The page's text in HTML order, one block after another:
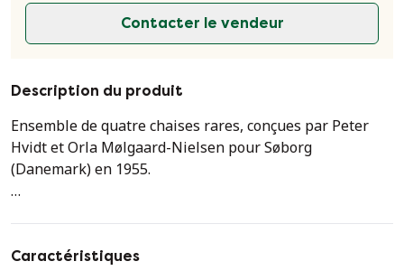
Contacter le vendeur
Description du produit
Ensemble de quatre chaises rares, conçues par Peter
Hvidt et Orla Mølgaard-Nielsen pour Søborg
(Danemark) en 1955.
mer tressé à la main, récemment rénové.
Caractéristiques